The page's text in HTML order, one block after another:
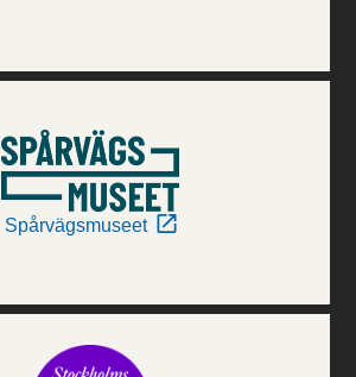
Spårvägsmuseet